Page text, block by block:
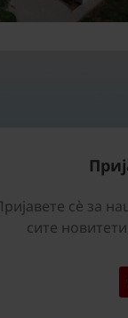
сѐ за
сите